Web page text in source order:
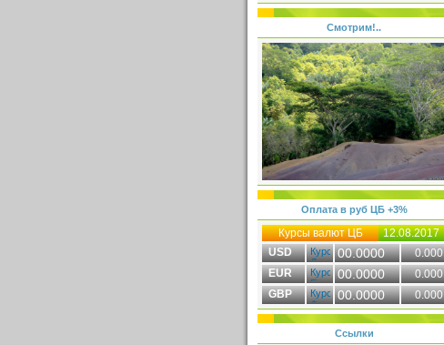
Смотрим!..
Оплата в руб ЦБ +3%
Курсы валют ЦБ
12.08.2017
USD
00.0000
0.000
EUR
00.0000
0.000
GBP
00.0000 0.000
Ссылки